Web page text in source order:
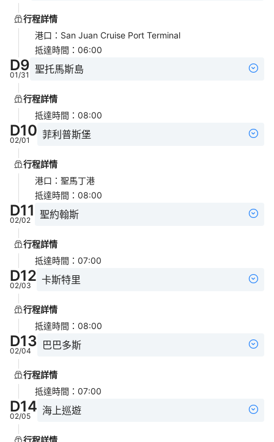
行程詳情
港口 ： San Juan Cruise Port Terminal
抵達時間 ： 06:00
D9
01/31 聖托馬斯島
行程詳情
抵達時間 ： 08:00
D10
02/01 菲利普斯堡
行程詳情
港口 ： 聖馬丁港
抵達時間 ： 08:00
D11
02/02 聖約翰斯
行程詳情
抵達時間 ： 07:00
D12
02/03 卡斯特里
行程詳情
抵達時間 ： 08:00
D13
02/04 巴巴多斯
行程詳情
抵達時間 ： 07:00
D14
02/05 海上巡遊
行程詳情